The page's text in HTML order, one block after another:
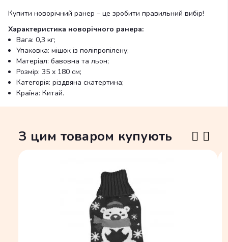
Купити новорічний ранер – це зробити правильний вибір!
Характеристика новорічного ранера:
Вага: 0,3 кг;
Упаковка: мішок із поліпропілену;
Матеріал: бавовна та льон;
Розмір: 35 х 180 см;
Категорія: різдвяна скатертина;
Країна: Китай.
З цим товаром купують